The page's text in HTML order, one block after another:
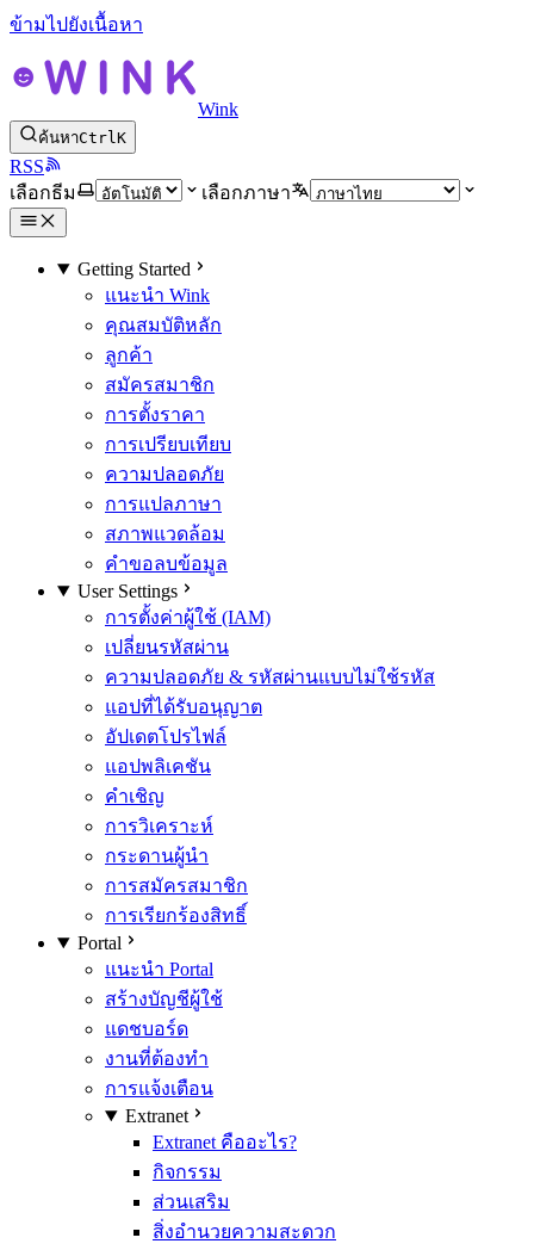
ข้ามไปยังเนื้อหา
Wink
ค้นหาCtrlK
RSS
เลือกธีม
เลือกภาษา
Getting Started
แนะนำ Wink
คุณสมบัติหลัก
ลูกค้า
สมัครสมาชิก
การตั้งราคา
การเปรียบเทียบ
ความปลอดภัย
การแปลภาษา
สภาพแวดล้อม
คำขอลบข้อมูล
User Settings
การตั้งค่าผู้ใช้ (IAM)
เปลี่ยนรหัสผ่าน
ความปลอดภัย & รหัสผ่านแบบไม่ใช้รหัส
แอปที่ได้รับอนุญาต
อัปเดตโปรไฟล์
แอปพลิเคชัน
คำเชิญ
การวิเคราะห์
กระดานผู้นำ
การสมัครสมาชิก
การเรียกร้องสิทธิ์
Portal
แนะนำ Portal
สร้างบัญชีผู้ใช้
แดชบอร์ด
งานที่ต้องทำ
การแจ้งเตือน
Extranet
Extranet คืออะไร?
กิจกรรม
ส่วนเสริม
สิ่งอำนวยความสะดวก